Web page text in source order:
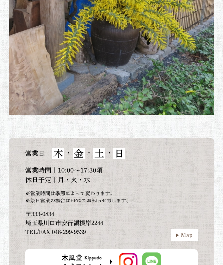
営業日 木 ・ 金 ・ 土 ・ 日
営業時間｜10:00～17:30頃
休日予定｜月・火・水
※営業時間は季節によって変わります。
※祭日営業の場合はHPにてお知らせ致します。
〒333-0834
埼玉県川口市安行領根岸2244
TEL/FAX 048-299-9539
Map